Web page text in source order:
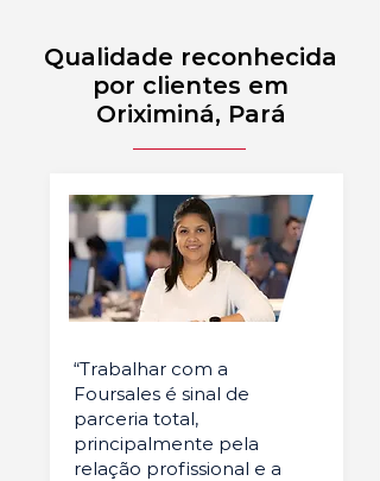
Qualidade reconhecida
por clientes em
Oriximiná, Pará
“Trabalhar com a
Foursales é sinal de
parceria total,
principalmente pela
relação profissional e a